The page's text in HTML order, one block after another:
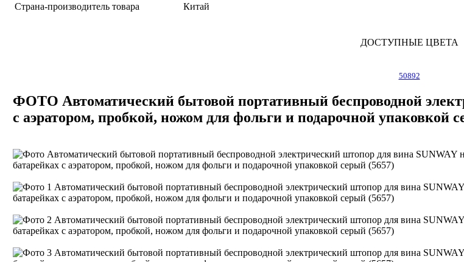
Страна-производитель товара
Китай
ДОСТУПНЫЕ ЦВЕТА
50892
ФОТО Автоматический бытовой портативный беспроводной
с аэратором, пробкой, ножом для фольги и подарочной упаковкой